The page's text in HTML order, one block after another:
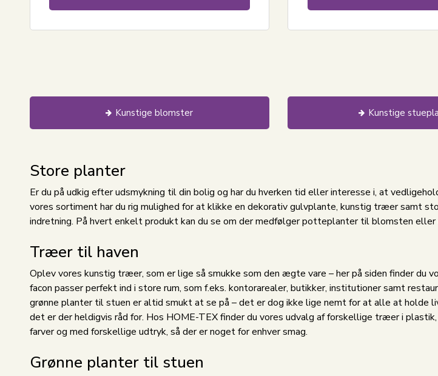
Kunstige blomster Kunstige
Store planter
Er du på udkig efter udsmykning til din bolig og har du hverken tid eller interesse i, at
vores sortiment har du rig mulighed for at klikke en dekorativ gulvplante, kunstig træer samt
indretning. På hvert enkelt produkt kan du se om der medfølger potteplanter til blomsten
Træer til haven
Oplev vores kunstig træer, som er lige så smukke som den ægte vare – her på siden finder
facon passer perfekt ind i store rum, som f.eks. kontorarealer, butikker, institutioner samt
grønne planter til stuen er altid smukt at se på – det er dog ikke lige nemt for at alle at
det er der heldigvis råd for. Hos HOME-TEX finder du vores udvalg af forskellige træer i
farver og med forskellige udtryk, så der er noget for enhver smag.
Grønne planter til stuen